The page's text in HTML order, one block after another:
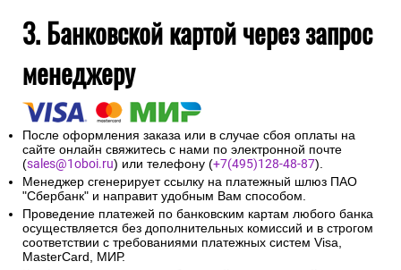
платежа и электронный кассовый чек.
Введенная контактная информация не будет
предоставлена третьим лицам за исключением
случаев, предусмотренных законодательством РФ.
3. Банковской картой через запрос
менеджеру
После оформления заказа или в случае сбоя оплаты на
сайте онлайн свяжитесь с нами по электронной почте
(sales@1oboi.ru) или телефону (